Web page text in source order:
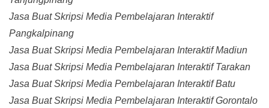
Jasa Buat Skripsi Media Pembelajaran Interaktif
Pangkalpinang
Jasa Buat Skripsi Media Pembelajaran Interaktif Madiun
Jasa Buat Skripsi Media Pembelajaran Interaktif Tarakan
Jasa Buat Skripsi Media Pembelajaran Interaktif Batu
Jasa Buat Skripsi Media Pembelajaran Interaktif Gorontalo